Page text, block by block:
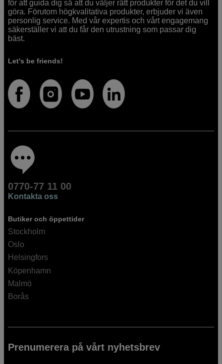
för att guida dig så att du väljer rätt produkter för det du vill
göra. Förutom högkvalitativa produkter, erbjuder vi även
personlig service. Med vår expertis och vårt engagemang
säkerställer vi att du får den utrustning som passar dig
bäst.
Let's be friends!
0770-77 11 00
Kontakta oss
Butiker och öppettider
Stockholm
Oslo
Helsingfors
Köpenhamn
Malmö
Borås
Prenumerera på vårt nyhetsbrev